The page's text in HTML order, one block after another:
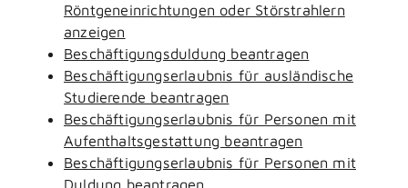
Röntgeneinrichtungen oder Störstrahlern
anzeigen
Beschäftigungsduldung beantragen
Beschäftigungserlaubnis für ausländische
Studierende beantragen
Beschäftigungserlaubnis für Personen mit
Aufenthaltsgestattung beantragen
Beschäftigungserlaubnis für Personen mit
Duldung beantragen